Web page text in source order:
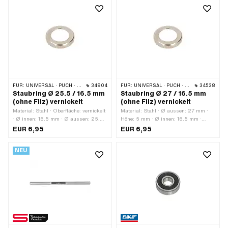
Nenndurchmesser (Gewinde): 11 mm ·
vergoldet · Schlüsselweite: 17 mm ·
Gewindetiefe: 21 mm
FÜR: UNIVERSAL · PUCH · SACHS · ZÜNDAPP BELMONDO · CILO 34904
Staubring Ø 25.5 / 16.5 mm
(ohne Filz) vernickelt
Material: Stahl · Oberfläche: vernickelt
· Ø innen: 16.5 mm · Ø aussen: 25.5
mm · Höhe: 4.6 mm
EUR 6,95
FÜR: UNIVERSAL · PUCH · SACHS · ZÜNDAPP BELMONDO · CILO 34538
Staubring Ø 27 / 16.5 mm
(ohne Filz) vernickelt
Material: Stahl · Ø aussen: 27 mm ·
Höhe: 5 mm · Ø innen: 16.5 mm ·
Oberfläche: vernickelt
EUR 6,95
NEU